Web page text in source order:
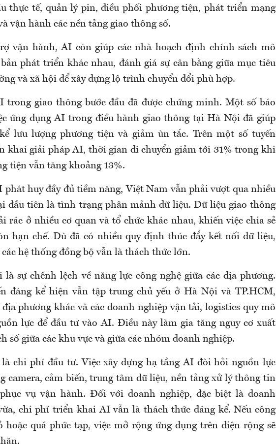
thực tế, quản lý pin, điều phối phương tiện, phát triển mạng
vận hành các nền tảng giao thông số.
vận hành, AI còn giúp các nhà hoạch định chính sách mô
phát triển khác nhau, đánh giá sự cân bằng giữa mục tiêu
và xã hội để xây dựng lộ trình chuyển đổi phù hợp.
trong giao thông bước đầu đã được chứng minh. Một số báo
ứng dụng AI trong điều hành giao thông tại Hà Nội đã giúp
lưu lượng phương tiện và giảm ùn tắc. Trên một số tuyến
khai giải pháp AI, thời gian di chuyển giảm tới 31% trong khi
tiện vẫn tăng khoảng 13%.
phát huy đầy đủ tiềm năng, Việt Nam vẫn phải vượt qua nhiều
đầu tiên là tình trạng phân mảnh dữ liệu. Dữ liệu giao thông
rác ở nhiều cơ quan và tổ chức khác nhau, khiến việc chia sẻ
hạn chế. Dù đã có nhiều quy định thúc đẩy kết nối dữ liệu,
hệ thống đồng bộ vẫn là thách thức lớn.
là sự chênh lệch về năng lực công nghệ giữa các địa phương.
đáng kể hiện vẫn tập trung chủ yếu ở Hà Nội và TP.HCM,
phương khác và các doanh nghiệp vận tải, logistics quy mô
lực để đầu tư vào AI. Điều này làm gia tăng nguy cơ xuất
số giữa các khu vực và giữa các nhóm doanh nghiệp.
là chi phí đầu tư. Việc xây dựng hạ tầng AI đòi hỏi nguồn lực
camera, cảm biến, trung tâm dữ liệu, nền tảng xử lý thông tin
vụ vận hành. Đối với doanh nghiệp, đặc biệt là doanh
chi phí triển khai AI vẫn là thách thức đáng kể. Nếu công
hoặc quá phức tạp, việc mở rộng ứng dụng trên diện rộng sẽ